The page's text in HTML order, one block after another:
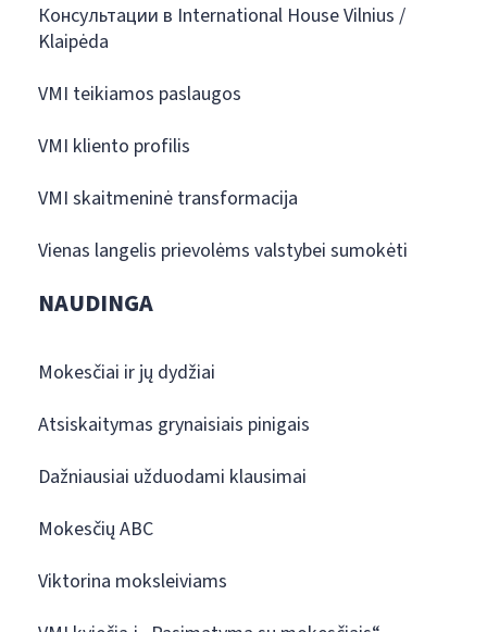
Консультации в International House Vilnius /
Klaipėda
VMI teikiamos paslaugos
VMI kliento profilis
VMI skaitmeninė transformacija
Vienas langelis prievolėms valstybei sumokėti
NAUDINGA
Mokesčiai ir jų dydžiai
Atsiskaitymas grynaisiais pinigais
Dažniausiai užduodami klausimai
Mokesčių ABC
Viktorina moksleiviams